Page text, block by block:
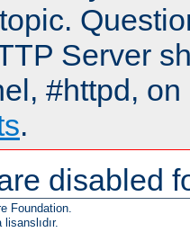
Server
#httpd,
.
disabled
Foundation.
lisanslıdır.